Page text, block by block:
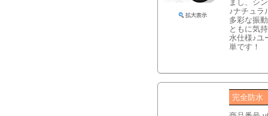
まし、シ
♪ナチュラ
多彩な振
ともに気
水仕様♪ユ
単です！
完全防